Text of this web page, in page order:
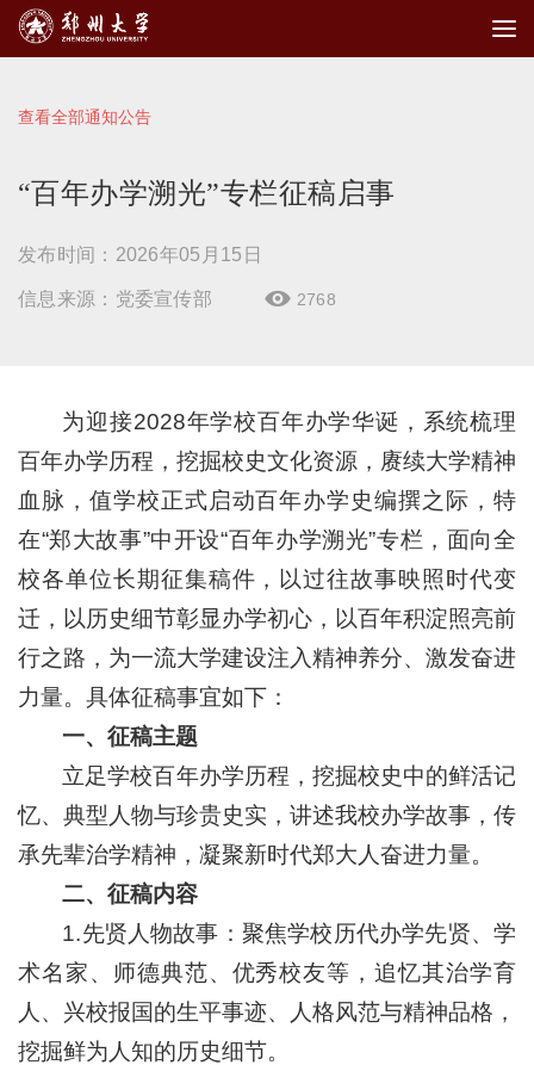
查看全部通知公告
“百年办学溯光”专栏征稿启事
发布时间：2026年05月15日
信息来源：党委宣传部  2768
为迎接2028年学校百年办学华诞，系统梳理
百年办学历程，挖掘校史文化资源，赓续大学精神
血脉，值学校正式启动百年办学史编撰之际，特
在“郑大故事”中开设“百年办学溯光”专栏，面向全
校各单位长期征集稿件，以过往故事映照时代变
迁，以历史细节彰显办学初心，以百年积淀照亮前
行之路，为一流大学建设注入精神养分、激发奋进
力量。具体征稿事宜如下：
一、征稿主题
立足学校百年办学历程，挖掘校史中的鲜活记
忆、典型人物与珍贵史实，讲述我校办学故事，传
承先辈治学精神，凝聚新时代郑大人奋进力量。
二、征稿内容
1.先贤人物故事：聚焦学校历代办学先贤、学
术名家、师德典范、优秀校友等，追忆其治学育
人、兴校报国的生平事迹、人格风范与精神品格，
挖掘鲜为人知的历史细节。